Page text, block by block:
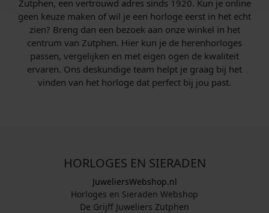
Zutphen, een vertrouwd adres sinds 1920. Kun je online
geen keuze maken of wil je een horloge eerst in het echt
zien? Breng dan een bezoek aan onze winkel in het
centrum van Zutphen. Hier kun je de herenhorloges
passen, vergelijken en met eigen ogen de kwaliteit
ervaren. Ons deskundige team helpt je graag bij het
vinden van het horloge dat perfect bij jou past.
HORLOGES EN SIERADEN
JuweliersWebshop.nl
Horloges en Sieraden Webshop
De Grijff Juweliers Zutphen